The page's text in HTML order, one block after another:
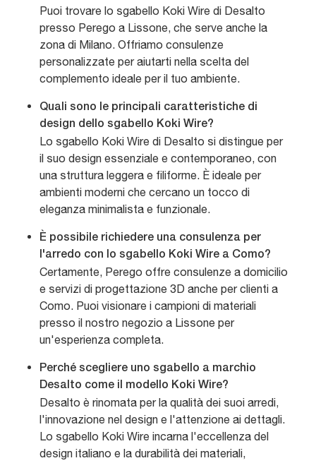
Puoi trovare lo sgabello Koki Wire di Desalto
presso Perego a Lissone, che serve anche la
zona di Milano. Offriamo consulenze
personalizzate per aiutarti nella scelta del
complemento ideale per il tuo ambiente.
Quali sono le principali caratteristiche di
design dello sgabello Koki Wire?
Lo sgabello Koki Wire di Desalto si distingue per
il suo design essenziale e contemporaneo, con
una struttura leggera e filiforme. È ideale per
ambienti moderni che cercano un tocco di
eleganza minimalista e funzionale.
È possibile richiedere una consulenza per
l'arredo con lo sgabello Koki Wire a Como?
Certamente, Perego offre consulenze a domicilio
e servizi di progettazione 3D anche per clienti a
Como. Puoi visionare i campioni di materiali
presso il nostro negozio a Lissone per
un'esperienza completa.
Perché scegliere uno sgabello a marchio
Desalto come il modello Koki Wire?
Desalto è rinomata per la qualità dei suoi arredi,
l'innovazione nel design e l'attenzione ai dettagli.
Lo sgabello Koki Wire incarna l'eccellenza del
design italiano e la durabilità dei materiali,